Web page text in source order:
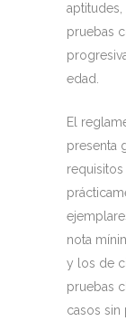
pruebas
edad.
El
presenta
requisitos
nota
y los de
pruebas
casos sin